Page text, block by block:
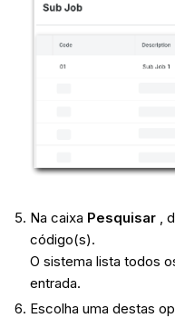
Na caixa Pesquisar,
código(s).
O sistema lista todos
entrada.
Escolha uma destas